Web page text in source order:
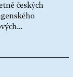
českých